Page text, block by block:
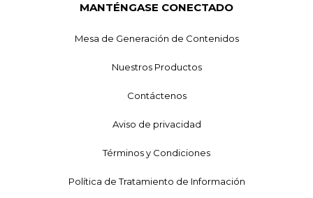
MANTÉNGASE CONECTADO
Mesa de Generación de Contenidos
Nuestros Productos
Contáctenos
Aviso de privacidad
Términos y Condiciones
Política de Tratamiento de Información